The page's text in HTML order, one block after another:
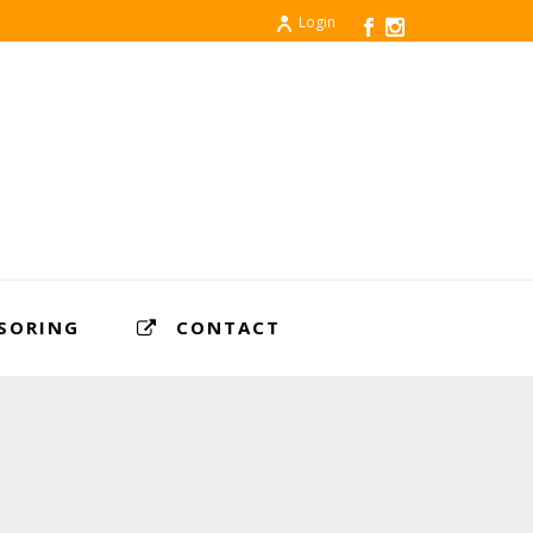
Login
CONTACT